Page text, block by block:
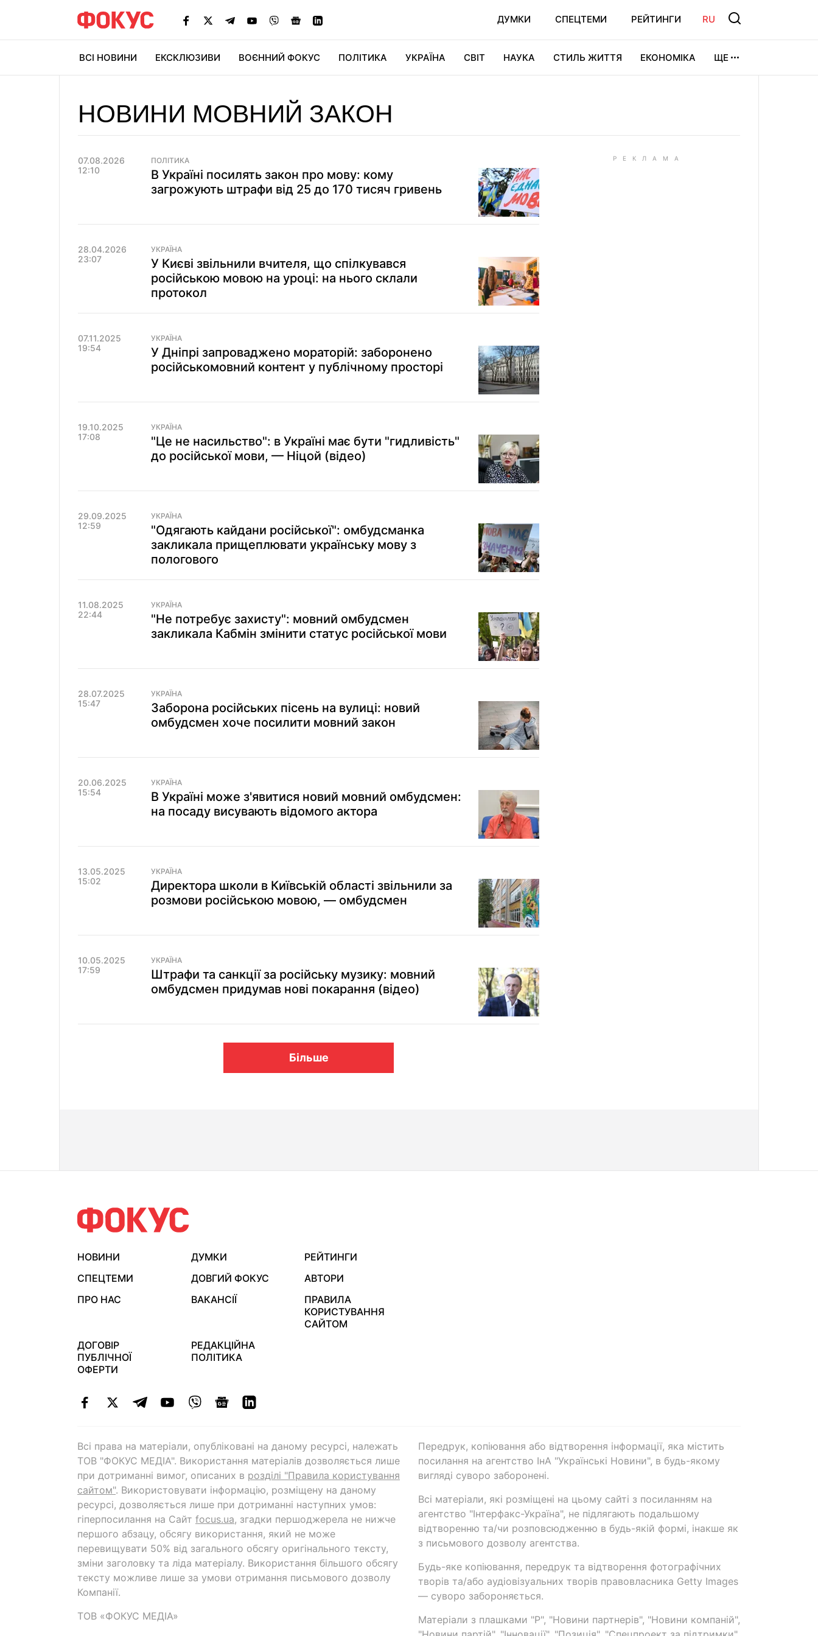
ДУМКИ СПЕЦТЕМИ РЕЙТИНГИ RU
ВСІ НОВИНИ ЕКСКЛЮЗИВИ ВОЄННИЙ ФОКУС ПОЛІТИКА УКРАЇНА СВІТ НАУКА СТИЛЬ ЖИТТЯ ЕКОНОМІКА ЩЕ
НОВИНИ МОВНИЙ ЗАКОН
07.08.2026
12:10
ПОЛІТИКА
В Україні посилять закон про мову: кому
загрожують штрафи від 25 до 170 тисяч гривень
28.04.2026
23:07
УКРАЇНА
У Києві звільнили вчителя, що спілкувався
російською мовою на уроці: на нього склали
протокол
07.11.2025
19:54
УКРАЇНА
У Дніпрі запроваджено мораторій: заборонено
російськомовний контент у публічному просторі
19.10.2025
17:08
УКРАЇНА
"Це не насильство": в Україні має бути "гидливість"
до російської мови, — Ніцой (відео)
29.09.2025
12:59
УКРАЇНА
"Одягають кайдани російської": омбудсманка
закликала прищеплювати українську мову з
пологового
11.08.2025
22:44
УКРАЇНА
"Не потребує захисту": мовний омбудсмен
закликала Кабмін змінити статус російської мови
28.07.2025
15:47
УКРАЇНА
Заборона російських пісень на вулиці: новий
омбудсмен хоче посилити мовний закон
20.06.2025
15:54
УКРАЇНА
В Україні може з'явитися новий мовний омбудсмен:
на посаду висувають відомого актора
13.05.2025
15:02
УКРАЇНА
Директора школи в Київській області звільнили за
розмови російською мовою, — омбудсмен
10.05.2025
17:59
УКРАЇНА
Штрафи та санкції за російську музику: мовний
омбудсмен придумав нові покарання (відео)
Більше
НОВИНИ ДУМКИ
РЕЙТИНГИ
СПЕЦТЕМИ
ДОВГИЙ ФОКУС
АВТОРИ
ПРО НАС
ВАКАНСІЇ
ПРАВИЛА
КОРИСТУВАННЯ
САЙТОМ
ДОГОВІР
ПУБЛІЧНОЇ
ОФЕРТИ
РЕДАКЦІЙНА
ПОЛІТИКА
Всі права на матеріали, опубліковані на даному ресурсі, належать
ТОВ "ФОКУС МЕДІА". Використання матеріалів дозволяється лише
при дотриманні вимог, описаних в розділі "Правила користування
сайтом". Використовувати інформацію, розміщену на даному
ресурсі, дозволяється лише при дотриманні наступних умов:
гіперпосилання на Cайт focus.ua, згадки першоджерела не нижче
першого абзацу, обсягу використання, який не може
перевищувати 50% від загального обсягу оригінального тексту,
зміни заголовку та ліда матеріалу. Використання більшого обсягу
тексту можливе лише за умови отримання письмового дозволу
Компанії.
ТОВ «ФОКУС МЕДІА»
Передрук, копіювання або відтворення інформації, яка містить
посилання на агентство ІнА "Українські Новини", в будь-якому
вигляді суворо заборонені.
Всі матеріали, які розміщені на цьому сайті з посиланням на
агентство "Інтерфакс-Україна", не підлягають подальшому
відтворенню та/чи розповсюдженню в будь-якій формі, інакше як
з письмового дозволу агентства.
Будь-яке копіювання, передрук та відтворення фотографічних
творів та/або аудіовізуальних творів правовласника Getty Images
— суворо забороняється.
Матеріали з плашками "Р", "Новини партнерів", "Новини компаній",